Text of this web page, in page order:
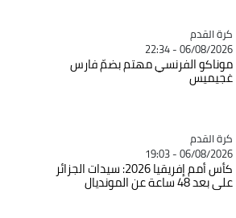
Catégorie
كرة القدم
06/08/2026 - 22:34
موناكو الفرنسي مهتم بضمّ فارس
غجيميس
Catégorie
كرة القدم
06/08/2026 - 19:03
كأس أمم إفريقيا 2026: سيدات الجزائر
على بعد 48 ساعة عن المونديال